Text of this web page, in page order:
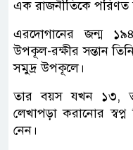
এক রাজনীতিকে পরিণত
এরদোগানের জন্ম
উপকূল-রক্ষীর সন্তান
সমুদ্র উপকূলে।
তার বয়স যখন ১৩,
লেখাপড়া করানোর স্বপ্ন
নেন।